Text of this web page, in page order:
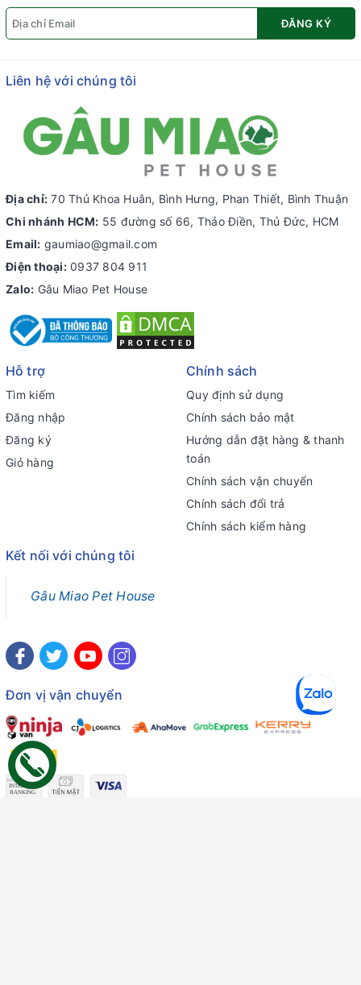
ĐĂNG KÝ
Liên hệ với chúng tôi
Địa chỉ: 70 Thủ Khoa Huân, Bình Hưng, Phan Thiết, Bình Thuận
Chi nhánh HCM: 55 đường số 66, Thảo Điền, Thủ Đức, HCM
Email: gaumiao@gmail.com
Điện thoại: 0937 804 911
Zalo: Gâu Miao Pet House
Hỗ trợ
Tìm kiếm
Đăng nhập
Đăng ký
Giỏ hàng
Chính sách
Quy định sử dụng
Chính sách bảo mật
Hướng dẫn đặt hàng & thanh
toán
Chính sách vận chuyển
Chính sách đổi trả
Chính sách kiểm hàng
Kết nối với chúng tôi
Gâu Miao Pet House
Đơn vị vận chuyển